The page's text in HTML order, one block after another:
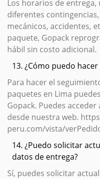
Los horarios de
diferentes
mecánicos, accidentes,
paquete, Gopack
hábil sin costo adicional.
13. ¿Cómo puedo
Para hacer el
paquetes en Lima
Gopack. Puedes
desde nuestra web.
peru.com/vista/
14. ¿Puedo solicitar
datos de entrega?
Sí, puedes solicitar